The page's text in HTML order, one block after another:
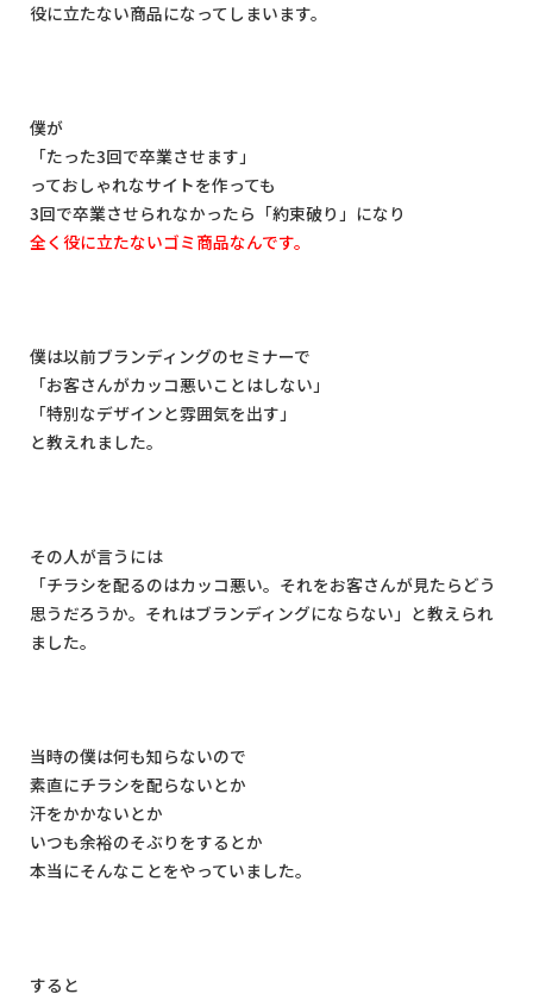
役に立たない商品になってしまいます。
僕が
「たった3回で卒業させます」
っておしゃれなサイトを作っても
3回で卒業させられなかったら「約束破り」になり
全く役に立たないゴミ商品なんです。
僕は以前ブランディングのセミナーで
「お客さんがカッコ悪いことはしない」
「特別なデザインと雰囲気を出す」
と教えれました。
その人が言うには
「チラシを配るのはカッコ悪い。それをお客さんが見たらどう
思うだろうか。それはブランディングにならない」と教えられ
ました。
当時の僕は何も知らないので
素直にチラシを配らないとか
汗をかかないとか
いつも余裕のそぶりをするとか
本当にそんなことをやっていました。
すると